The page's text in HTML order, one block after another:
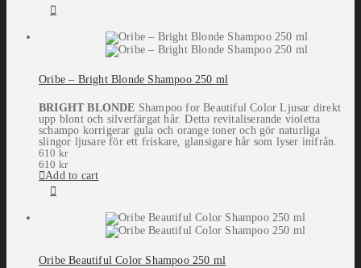
Oribe – Bright Blonde Shampoo 250 ml
BRIGHT BLONDE Shampoo for Beautiful Color Ljusar direkt
upp blont och silverfärgat hår. Detta revitaliserande violetta
schampo korrigerar gula och orange toner och gör naturliga
slingor ljusare för ett friskare, glansigare hår som lyser inifrån.
610 kr
610 kr
Add to cart
Oribe Beautiful Color Shampoo 250 ml